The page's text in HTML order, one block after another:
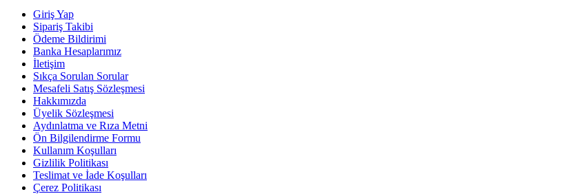
Giriş Yap
Sipariş Takibi
Ödeme Bildirimi
Banka Hesaplarımız
İletişim
Sıkça Sorulan Sorular
Mesafeli Satış Sözleşmesi
Hakkımızda
Üyelik Sözleşmesi
Aydınlatma ve Rıza Metni
Ön Bilgilendirme Formu
Kullanım Koşulları
Gizlilik Politikası
Teslimat ve İade Koşulları
Çerez Politikası